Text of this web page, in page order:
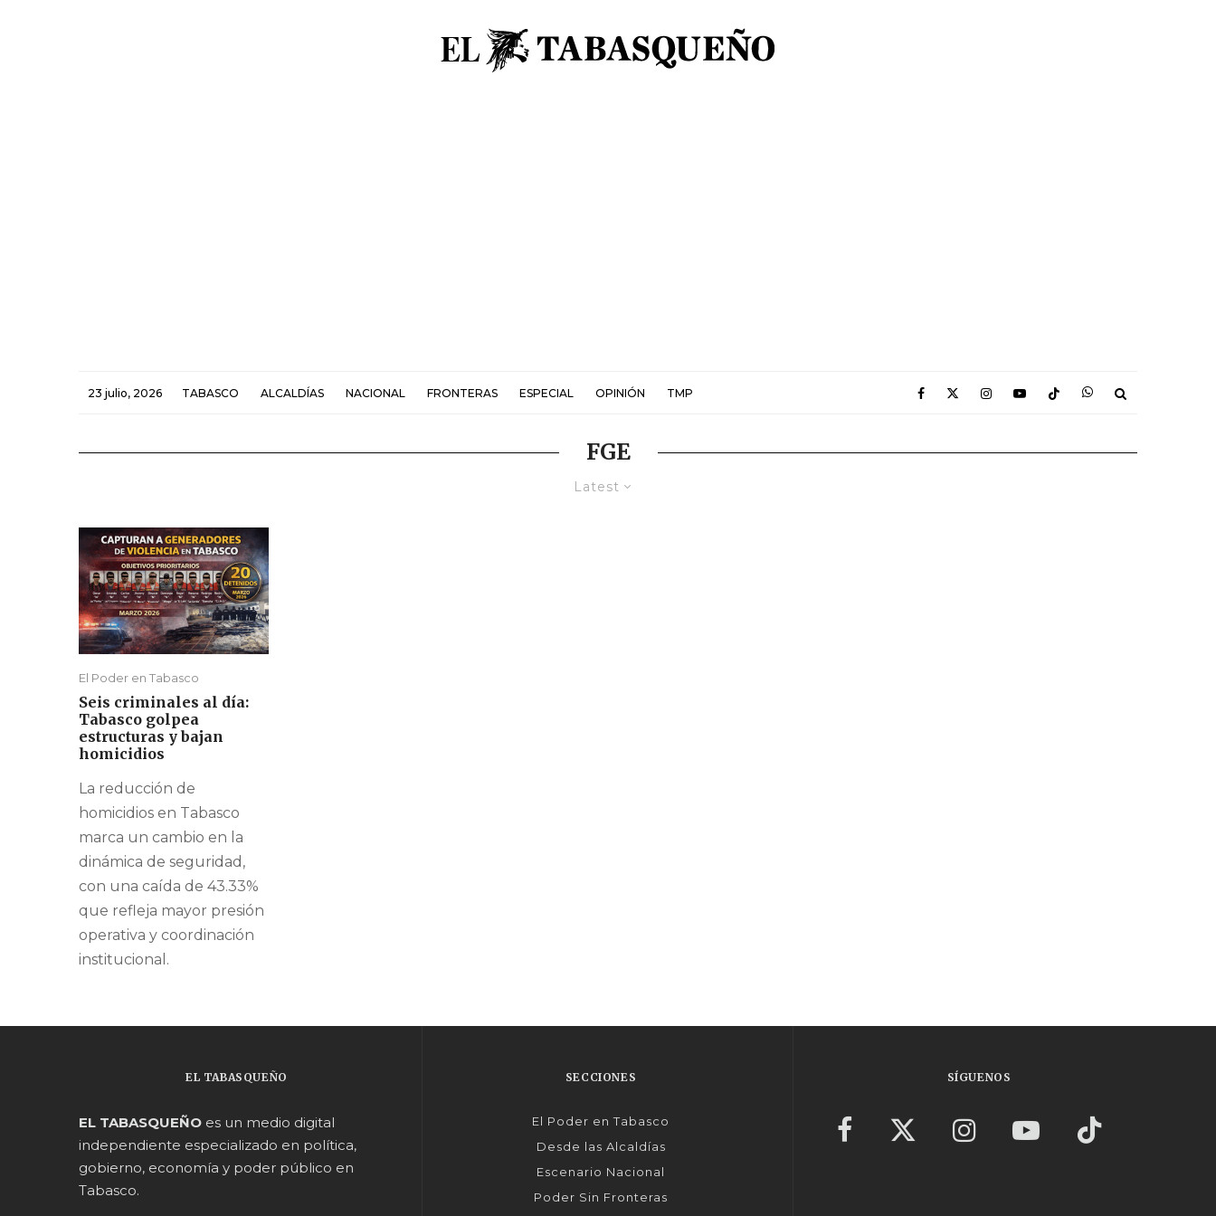
23 julio, 2026 TABASCO ALCALDÍAS NACIONAL FRONTERAS ESPECIAL OPINIÓN TMP
FGE
Latest
El Poder en Tabasco
Seis criminales al día:
Tabasco golpea
estructuras y bajan
homicidios
La reducción de
homicidios en Tabasco
marca un cambio en la
dinámica de seguridad,
con una caída de 43.33%
que refleja mayor presión
operativa y coordinación
institucional.
EL TABASQUEÑO
EL TABASQUEÑO es un medio digital
independiente especializado en política,
gobierno, economía y poder público en
Tabasco.
SECCIONES
El Poder en Tabasco
Desde las Alcaldías
Escenario Nacional
Poder Sin Fronteras
SÍGUENOS